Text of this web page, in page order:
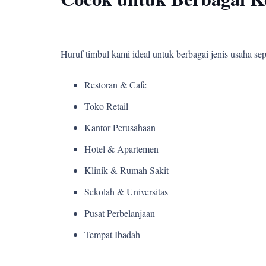
Huruf timbul kami ideal untuk berbagai jenis usaha
Restoran & Cafe
Toko Retail
Kantor Perusahaan
Hotel & Apartemen
Klinik & Rumah Sakit
Sekolah & Universitas
Pusat Perbelanjaan
Tempat Ibadah